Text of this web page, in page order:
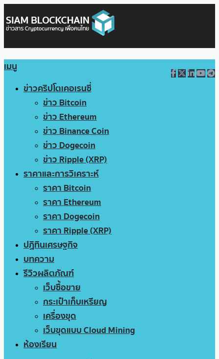
เมนู
ข่าวคริปโตเคอเรนซี่
ข่าว Bitcoin
ข่าว Ethereum
ข่าว Binance Coin
ข่าว Dogecoin
ข่าว Ripple (XRP)
ราคาและการวิเคราะห์
ราคา Bitcoin
ราคา Ethereum
ราคา Dogecoin
ราคา Ripple (XRP)
ปฏิทินเศรษฐกิจ
บทความ
รีวิวผลิตภัณฑ์
เว็บซื้อขาย
กระเป๋าเก็บเหรียญ
เครื่องขุด
เว็บขุดแบบ Cloud Mining
ห้องเรียน